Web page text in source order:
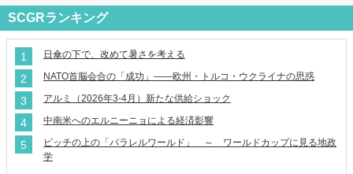
SCGRランキング
日傘の下で、改めて暑さを考える
NATO首脳会合の「成功」――欧州・トルコ・ウクライナの思惑
アルミ（2026年3-4月）新たな供給ショック
中南米へのエルニーニョによる経済影響
ピッチの上の「パラレルワールド」 ～ ワールドカップに見る地政
学